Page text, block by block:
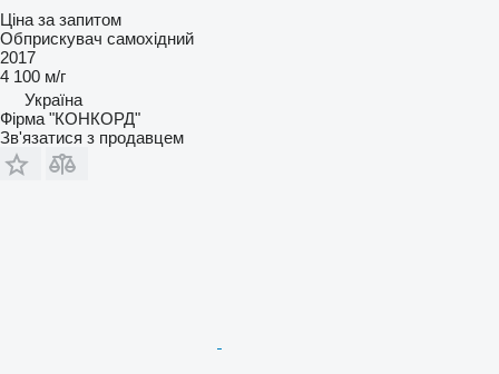
Ціна за запитом
Обприскувач самохідний
2017
4 100 м/г
Україна
Фірма "КОНКОРД"
Зв'язатися з продавцем